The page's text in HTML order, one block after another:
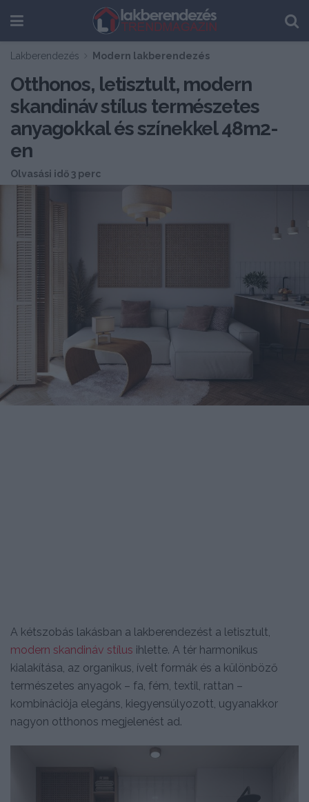
Lakberendezés Modern lakberendezés
Otthonos, letisztult, modern
skandináv stílus természetes
anyagokkal és színekkel 48m2-
en
Olvasási idő 3 perc
A kétszobás lakásban a lakberendezést a letisztult,
modern skandináv stílus ihlette. A tér harmonikus
kialakítása, az organikus, ívelt formák és a különböző
természetes anyagok – fa, fém, textil, rattan –
kombinációja elegáns, kiegyensúlyozott, ugyanakkor
nagyon otthonos megjelenést ad.